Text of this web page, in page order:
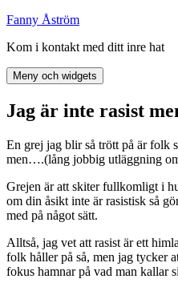
Hoppa
innehåll
Fanny Åström
Kom i kontakt med ditt inre hat
Meny och widgets
Jag är inte rasist
En grej jag blir så trött på är folk
men….(lång jobbig utläggning
Grejen är att skiter fullkomligt i
om din åsikt inte är rasistisk så
med på något sätt.
Alltså, jag vet att rasist är ett
folk håller på så, men jag tycker
fokus hamnar på vad man kallar